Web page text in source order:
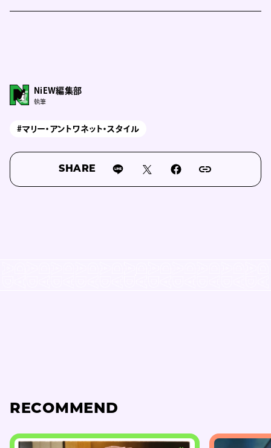
NiEW編集部
執筆
#マリー・アントワネット・スタイル
SHARE
RECOMMEND